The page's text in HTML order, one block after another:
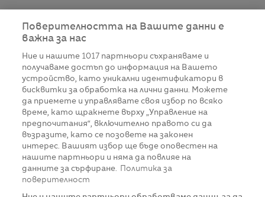
Поверителността на Вашите данни е
важна за нас
Ние и нашите 1017 партньори съхраняваме и
получаваме достъп до информация на Вашето
устройство, като уникални идентификатори в
бисквитки за обработка на лични данни. Можете
да приемете и управлявате своя избор по всяко
време, като щракнете върху „Управление на
предпочитания“, включително правото си да
възразите, като се позовете на законен
интерес. Вашият избор ще бъде оповестен на
нашите партньори и няма да повлияе на
данните за сърфиране.
Политика за
поверителност